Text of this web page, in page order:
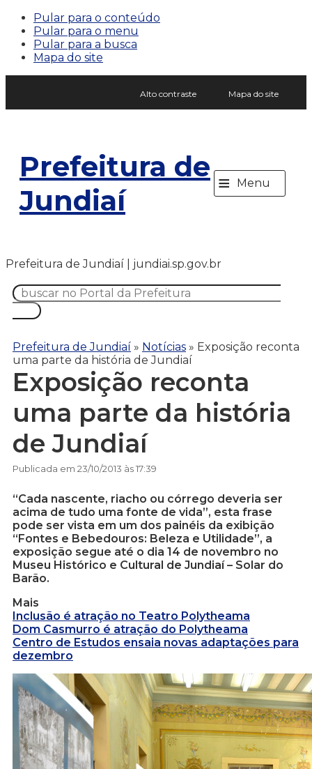
Pular para o conteúdo
Pular para o menu
Pular para a busca
Mapa do site
Alto contraste Mapa do site
Prefeitura de
Jundiaí
≡ Menu
Prefeitura de Jundiaí | jundiai.sp.gov.br
Prefeitura de Jundiaí » Notícias » Exposição reconta
uma parte da história de Jundiaí
Exposição reconta
uma parte da história
de Jundiaí
Publicada em 23/10/2013 às 17:39
“Cada nascente, riacho ou córrego deveria ser
acima de tudo uma fonte de vida”, esta frase
pode ser vista em um dos painéis da exibição
“Fontes e Bebedouros: Beleza e Utilidade”, a
exposição segue até o dia 14 de novembro no
Museu Histórico e Cultural de Jundiaí – Solar do
Barão.
Mais
Inclusão é atração no Teatro Polytheama
Dom Casmurro é atração do Polytheama
Centro de Estudos ensaia novas adaptações para
dezembro